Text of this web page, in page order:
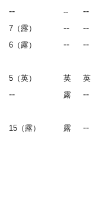
-- -- --
7（露） -- --
6（露） -- --
5（英） 英 英
-- 露 --
15（露） 露 --